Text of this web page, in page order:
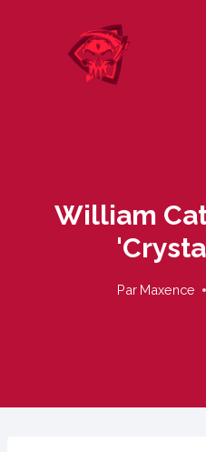
William
Par Maxence